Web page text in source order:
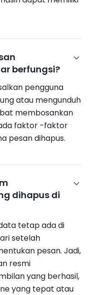
berfungsi?
pengguna
atau mengunduh
membosankan
faktor -faktor
pesan dihapus.
dihapus di
tetap ada di
setelah
pesan. Jadi,
resmi
yang berhasil,
yang tepat atau